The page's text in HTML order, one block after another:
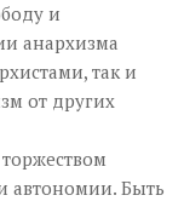
и
анархизма
так и
от других
автономии. Быть